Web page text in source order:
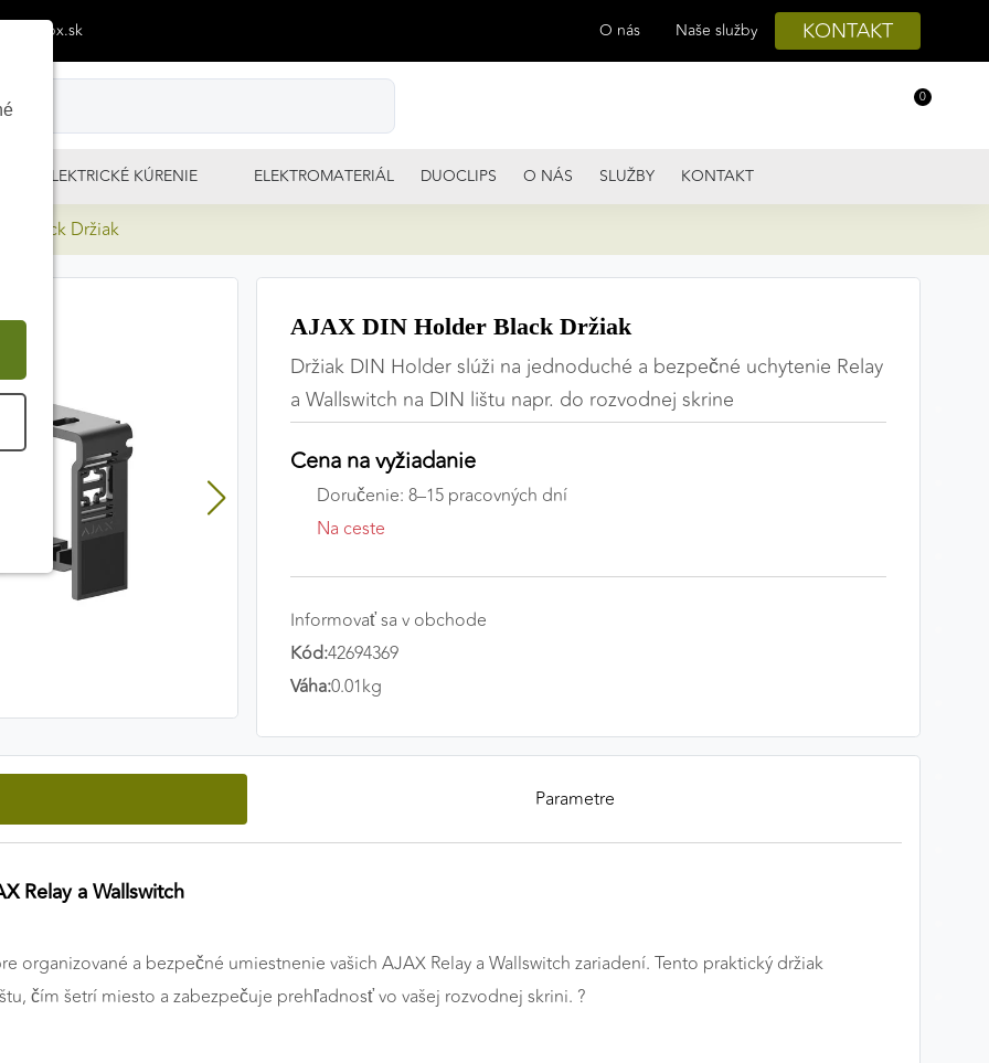
O nás Naše služby KONTAKT
0
ELEKTRICKÉ KÚRENIE ELEKTROMATERIÁL DUOCLIPS O NÁS SLUŽBY KONTAKT
Black Držiak
AJAX DIN Holder Black Držiak
Držiak DIN Holder slúži na jednoduché a bezpečné uchytenie Relay
a Wallswitch na DIN lištu napr. do rozvodnej skrine
Cena na vyžiadanie
Doručenie: 8–15 pracovných dní
Na ceste
Informovať sa v obchode
Kód:42694369
Váha:0.01kg
Parametre
Relay a Wallswitch
organizované a bezpečné umiestnenie vašich AJAX Relay a Wallswitch zariadení. Tento praktický držiak
čím šetrí miesto a zabezpečuje prehľadnosť vo vašej rozvodnej skrini. ?